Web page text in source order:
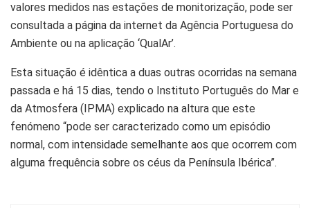
valores medidos nas estações de monitorização, pode ser
consultada a página da internet da Agência Portuguesa do
Ambiente ou na aplicação ‘QualAr’.
Esta situação é idêntica a duas outras ocorridas na semana
passada e há 15 dias, tendo o Instituto Português do Mar e
da Atmosfera (IPMA) explicado na altura que este
fenómeno “pode ser caracterizado como um episódio
normal, com intensidade semelhante aos que ocorrem com
alguma frequência sobre os céus da Península Ibérica”.